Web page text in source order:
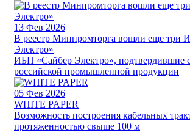
13 Фев 2026
В реестр Минпромторга вошли еще три
Электро»
ИБП «Сайбер Электро», подтвердившие
российской промышленной продукции
05 Фев 2026
WHITE PAPER
Возможность построения кабельных
протяженностью свыше 100 м